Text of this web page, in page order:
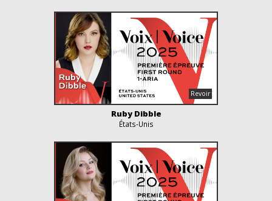
Ruby Dibble
États-Unis